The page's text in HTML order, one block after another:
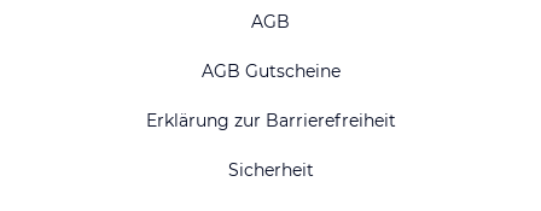
AGB
AGB Gutscheine
Erklärung zur Barrierefreiheit
Sicherheit